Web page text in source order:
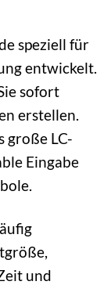
speziell für
entwickelt.
sofort
erstellen.
große LC-
Eingabe
und